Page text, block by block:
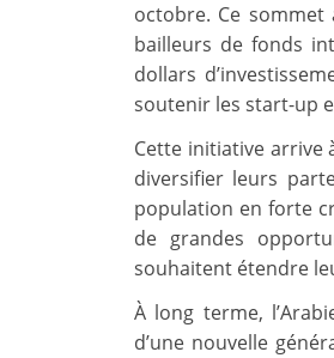
octobre. Ce
bailleurs de fonds
dollars
soutenir les start-up
Cette initiative arrive
diversifier leurs
population en forte
de grandes
souhaitent étendre
À long terme,
d’une nouvelle